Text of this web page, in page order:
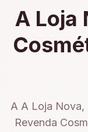
A Loja
A A Loja Nova,
Revenda